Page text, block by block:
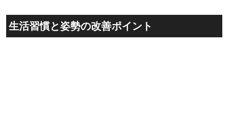
生活習慣と姿勢の改善ポイント